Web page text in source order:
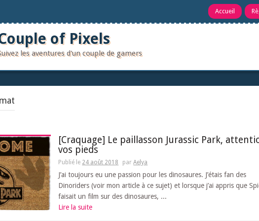
Accueil
of Pixels
les aventures d'un couple de gamers
[Craquage] Le paillasson Jurassic Park,
vos pieds
Publié le 24 août 2018 parAelya
J’ai toujours eu une passion pour les dinosaures. J’étais fan des
Dinoriders (voir mon article à ce sujet) et lorsque j’ai appris que
faisait un film sur des dinosaures, ...
Lire la suite